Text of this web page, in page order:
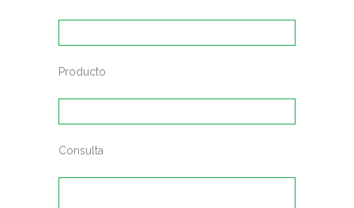
Producto
Consulta